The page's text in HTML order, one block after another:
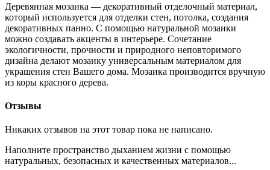
Деревянная мозаика — декоративный отделочный материал,
который используется для отделки стен, потолка, создания
декоративных панно. С помощью натуральной мозаики
можно создавать акценты в интерьере. Сочетание
экологичности, прочности и природного неповторимого
дизайна делают мозаику универсальным материалом для
украшения стен Вашего дома. Мозаика производится вручную
из коры красного дерева.
Отзывы
Никаких отзывов на этот товар пока не написано.
Наполните пространство дыханием жизни с помощью
натуральных, безопасных и качественных материалов...